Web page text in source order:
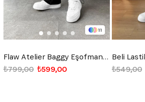
11
Flaw Atelier Baggy Eşofman Altı Siyah
₺599,00
₺799,00 ₺549,00